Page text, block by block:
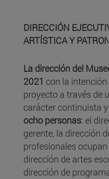
DIRECCIÓN
ARTÍSTICA Y
La dirección del
2021 con la
proyecto a través de
carácter continuista
ocho personas: el
gerente, la dirección
profesionales
dirección de artes
dirección de